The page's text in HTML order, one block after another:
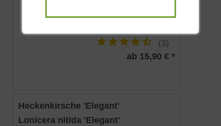
Lieferbar
(3)
ab 15,90 € *
Heckenkirsche 'Elegant'
Lonicera nitida 'Elegant'